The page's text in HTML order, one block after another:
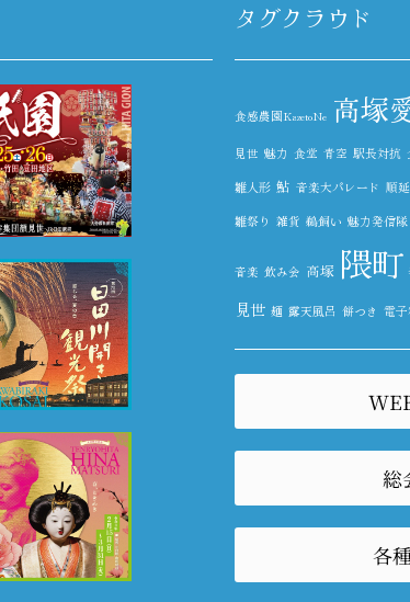
タグクラウド
食感農園KazetoNe 高塚
見世 魅力 食堂 青空 駅長対抗
雛人形 鮎 音楽大パレード 順延
雛祭り 雑貨 鵜飼い 魅力発信隊
音楽 飲み会 高塚 隈町
見世 麺 露天風呂 餅つき 電
総
各